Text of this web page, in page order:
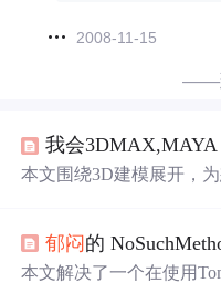
2008-11-15
——
我会
本文围绕3D建模展开，
最后探讨自学与跟高手学
角色建模素材。
郁闷的
本文解决了一个在使用